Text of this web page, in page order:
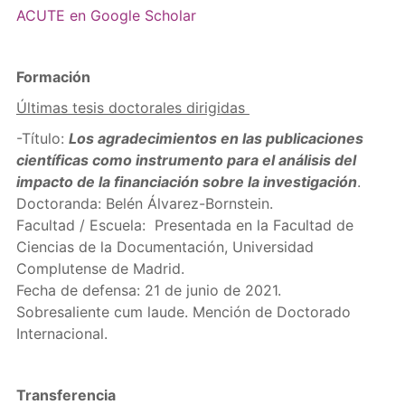
ACUTE en Google Scholar
Formación
Últimas tesis doctorales dirigidas
-Título: Los agradecimientos en las publicaciones
científicas como instrumento para el análisis del
impacto de la financiación sobre la investigación.
Doctoranda: Belén Álvarez-Bornstein.
Facultad / Escuela: Presentada en la Facultad de
Ciencias de la Documentación, Universidad
Complutense de Madrid.
Fecha de defensa: 21 de junio de 2021.
Sobresaliente cum laude. Mención de Doctorado
Internacional.
Transferencia